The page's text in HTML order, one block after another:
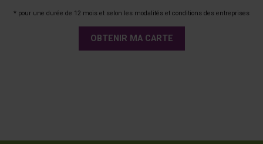
* pour une durée de 12 mois et selon les modalités et conditions des entreprises
OBTENIR MA CARTE